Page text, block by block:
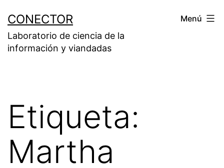
contenido
CONECTOR
Laboratorio de ciencia de la
información y viandadas
Menú
Etiqueta:
Martha